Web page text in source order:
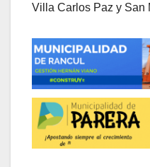
Villa Carlos Paz y San